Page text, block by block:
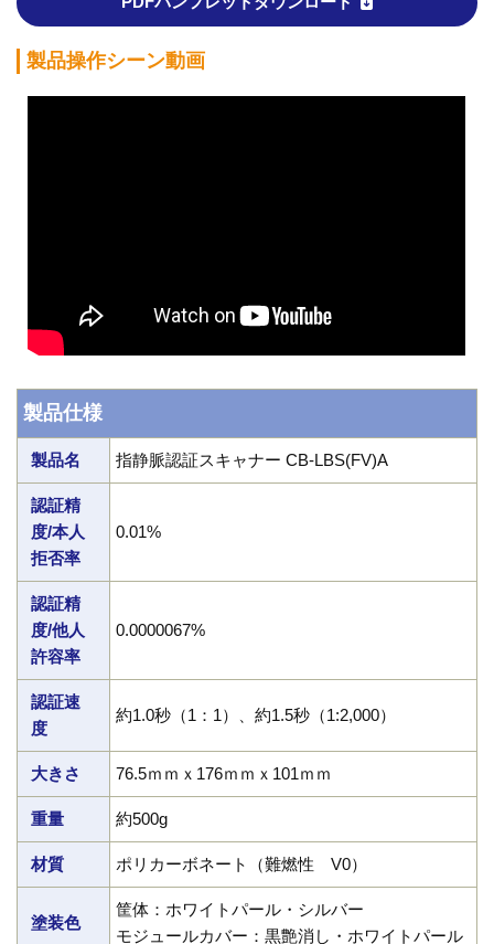
製品操作シーン動画
製品仕様
製品名 指静脈認証スキャナー CB-LBS(FV)A
認証精
度/本人
拒否率
0.01%
認証精
度/他人
許容率
0.0000067%
認証速
度
約1.0秒（1：1）、約1.5秒（1:2,000）
大きさ 76.5ｍｍｘ176ｍｍｘ101ｍｍ
重量 約500g
材質 ポリカーボネート（難燃性 V0）
塗装色
筐体：ホワイトパール・シルバー
モジュールカバー：黒艶消し・ホワイトパール